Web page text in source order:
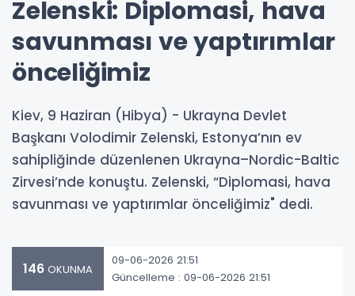
Zelenski: Diplomasi, hava
savunması ve yaptırımlar
önceliğimiz
Kiev, 9 Haziran (Hibya) - Ukrayna Devlet
Başkanı Volodimir Zelenski, Estonya’nın ev
sahipliğinde düzenlenen Ukrayna–Nordic-Baltic
Zirvesi’nde konuştu. Zelenski, “Diplomasi, hava
savunması ve yaptırımlar önceliğimiz" dedi.
146 OKUNMA
09-06-2026 21:51
Güncelleme : 09-06-2026 21:51